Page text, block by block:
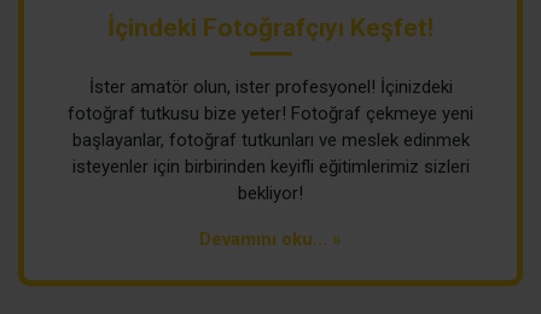
İçindeki Fotoğrafçıyı Keşfet!
İster amatör olun, ister profesyonel! İçinizdeki
fotoğraf tutkusu bize yeter! Fotoğraf çekmeye yeni
başlayanlar, fotoğraf tutkunları ve meslek edinmek
isteyenler için birbirinden keyifli eğitimlerimiz sizleri
bekliyor!
Devamını oku... »